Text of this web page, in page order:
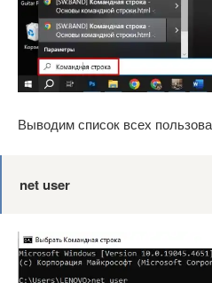
Выводим список всех
netuser